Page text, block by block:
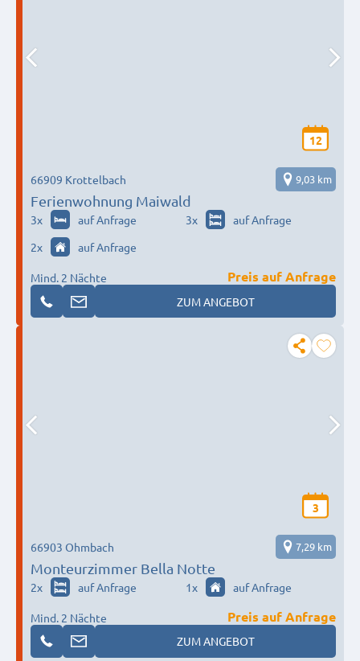
12
Ferienwohnung Maiwald
66909 Krottelbach 9,03 km
3x auf Anfrage 3x
auf Anfrage
2x auf Anfrage
Mind. 2 Nächte
Preis auf Anfrage
ZUM ANGEBOT
3
Monteurzimmer Bella Notte
66903 Ohmbach 7,29 km
2x auf Anfrage 1x auf Anfrage
Mind. 2 Nächte
Preis auf Anfrage
ZUM ANGEBOT